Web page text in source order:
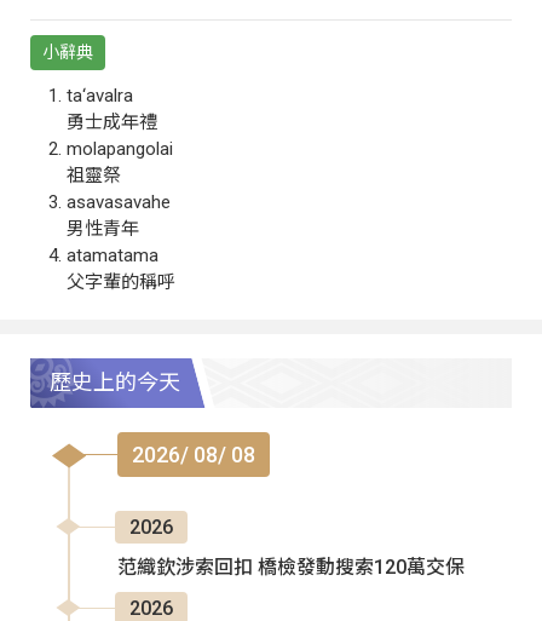
小辭典
ta‘avalra
勇士成年禮
molapangolai
祖靈祭
asavasavahe
男性青年
atamatama
父字輩的稱呼
歷史上的今天
2026/ 08/ 08
2026
范織欽涉索回扣 橋檢發動搜索120萬交保
2026